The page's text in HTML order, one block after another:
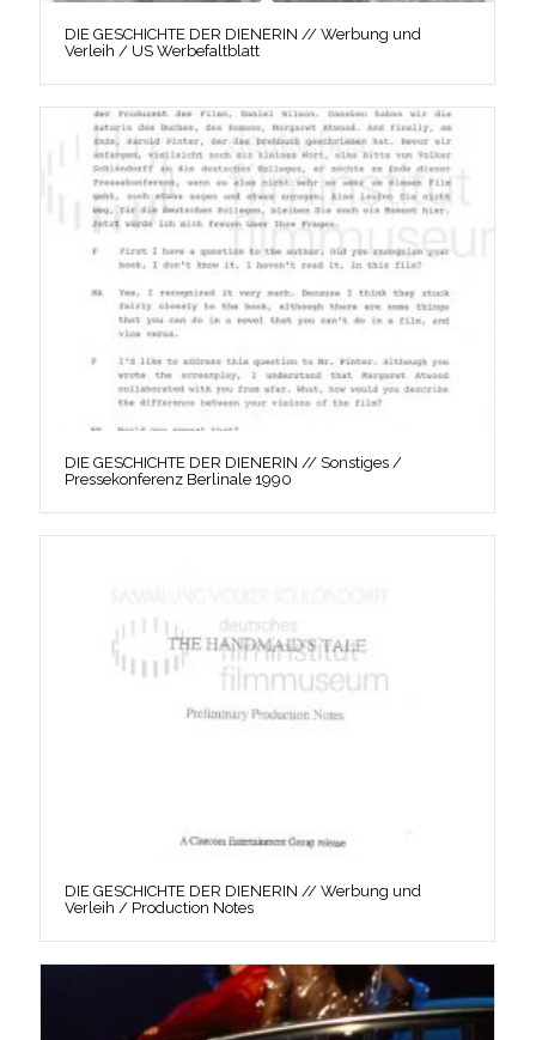
DIE GESCHICHTE DER DIENERIN // Werbung und
Verleih / US Werbefaltblatt
DIE GESCHICHTE DER DIENERIN // Sonstiges /
Pressekonferenz Berlinale 1990
DIE GESCHICHTE DER DIENERIN // Werbung und
Verleih / Production Notes